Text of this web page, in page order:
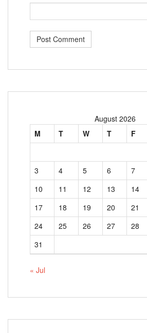
August 2026
M
T W T F
3
4 5 6 7
10
11 12 13 14
17
18 19 20 21
24
25 26 27 28
31
« Jul